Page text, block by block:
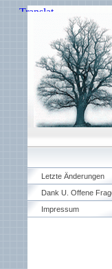
Letzte Änderungen
Dank U. Offene
Impressum